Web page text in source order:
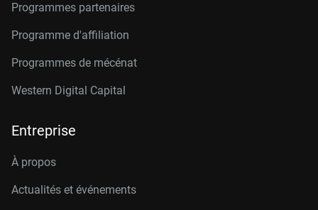
Programmes partenaires
Programme d'affiliation
Programmes de mécénat
Western Digital Capital
Entreprise
À propos
Actualités et événements